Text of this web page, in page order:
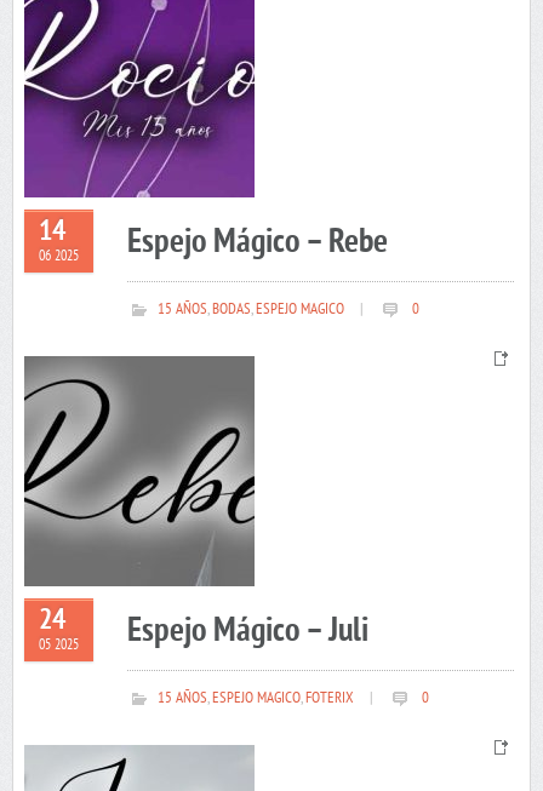
14
06 2025 Espejo Mágico – Rebe
15 AÑOS,BODAS,ESPEJO MAGICO 0
24
05 2025 Espejo Mágico – Juli
15 AÑOS,ESPEJO MAGICO,FOTERIX 0